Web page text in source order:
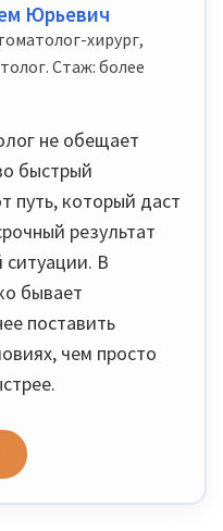
Юрьевич
хирург,
Стаж: более
не обещает
быстрый
путь, который даст
результат
ситуации. В
бывает
поставить
чем просто